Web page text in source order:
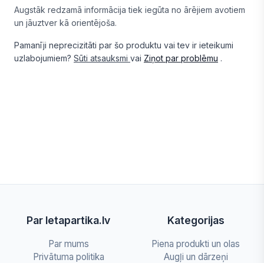
Augstāk redzamā informācija tiek iegūta no ārējiem avotiem
un jāuztver kā orientējoša.
Pamanīji neprecizitāti par šo produktu vai tev ir ieteikumi
uzlabojumiem? Sūti atsauksmi vai Ziņot par problēmu .
Par letapartika.lv
Par mums
Privātuma politika
Kategorijas
Piena produkti un olas
Augļi un dārzeņi